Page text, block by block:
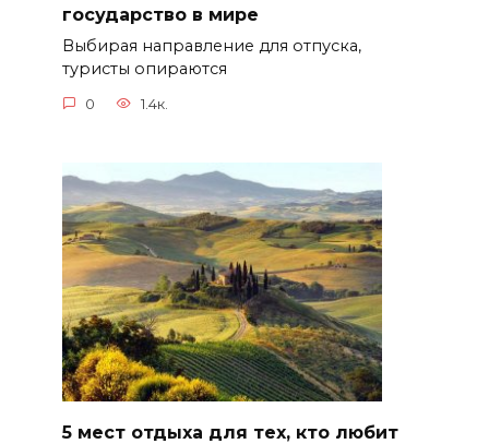
государство в мире
Выбирая направление для отпуска,
туристы опираются
0 1.4к.
5 мест отдыха для тех, кто любит